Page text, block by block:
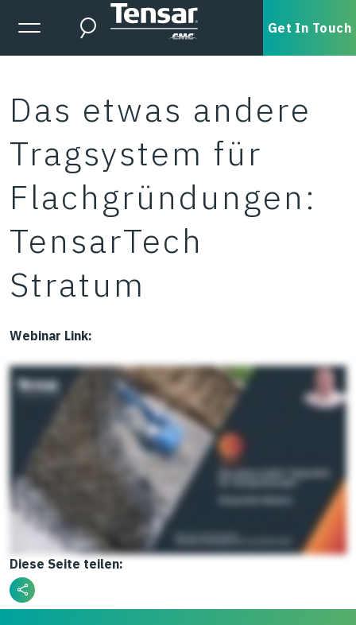
Skip to main content
Expanded Menu Toggle
Search Get In Touch
Das etwas andere
Tragsystem für
Flachgründungen:
TensarTech
Stratum
Webinar Link:
Diese Seite teilen: